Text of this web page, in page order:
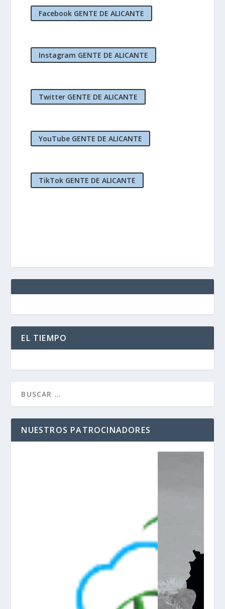
Facebook GENTE DE ALICANTE
Instagram GENTE DE ALICANTE
Twitter GENTE DE ALICANTE
YouTube GENTE DE ALICANTE
TikTok GENTE DE ALICANTE
EL TIEMPO
NUESTROS PATROCINADORES